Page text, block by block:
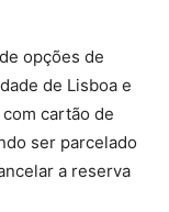
opções de
de Lisboa e
cartão de
ser parcelado
a reserva